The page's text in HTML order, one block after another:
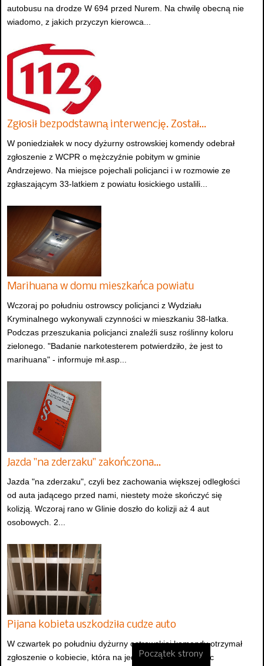
autobusu na drodze W 694 przed Nurem. Na chwilę obecną nie
wiadomo, z jakich przyczyn kierowca...
Zgłosił bezpodstawną interwencję. Został…
W poniedziałek w nocy dyżurny ostrowskiej komendy odebrał
zgłoszenie z WCPR o mężczyźnie pobitym w gminie
Andrzejewo. Na miejsce pojechali policjanci i w rozmowie ze
zgłaszającym 33-latkiem z powiatu łosickiego ustalili...
Marihuana w domu mieszkańca powiatu
Wczoraj po południu ostrowscy policjanci z Wydziału
Kryminalnego wykonywali czynności w mieszkaniu 38-latka.
Podczas przeszukania policjanci znaleźli susz roślinny koloru
zielonego. "Badanie narkotesterem potwierdziło, że jest to
marihuana" - informuje mł.asp...
Jazda "na zderzaku" zakończona…
Jazda "na zderzaku", czyli bez zachowania większej odległości
od auta jadącego przed nami, niestety może skończyć się
kolizją. Wczoraj rano w Glinie doszło do kolizji aż 4 aut
osobowych. 2...
Pijana kobieta uszkodziła cudze auto
W czwartek po południu dyżurny ostrowskiej komendy otrzymał
zgłoszenie o kobiecie, która na jednej z ostrowskich ulic
Początek strony